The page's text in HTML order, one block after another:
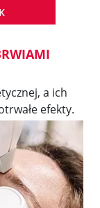
a ich
efekty.